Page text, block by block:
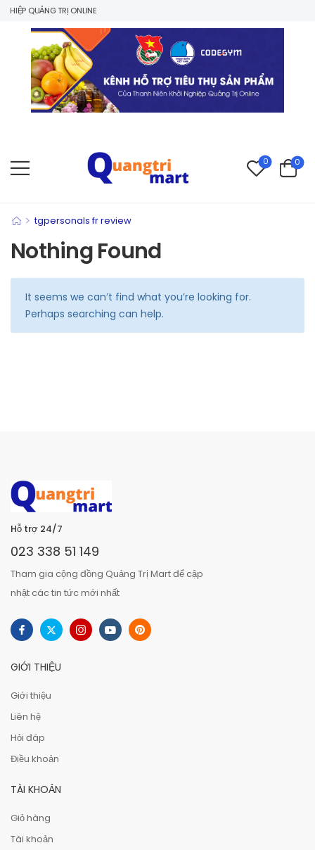
QUẢNG TRỊ ONLINE
0 0
> tgpersonals fr review
Nothing Found
It seems we can’t find what you’re looking for.
Perhaps searching can help.
Hỗ trợ 24/7
023 338 51 149
Tham gia cộng đồng Quảng Trị Mart để cập
nhật các tin tức mới nhất
GIỚI THIỆU
Giới thiệu
Liên hệ
Hỏi đáp
Điều khoản
TÀI KHOẢN
Giỏ hàng
Tài khoản